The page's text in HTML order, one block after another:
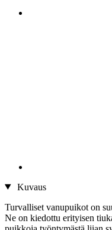
Kuvaus
Turvalliset vanupuikot on
Ne on kiedottu erityisen